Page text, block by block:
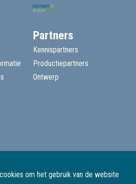
om het gebruik van de website
Partners
Kennispartners
Productiepartners
Ontwerp